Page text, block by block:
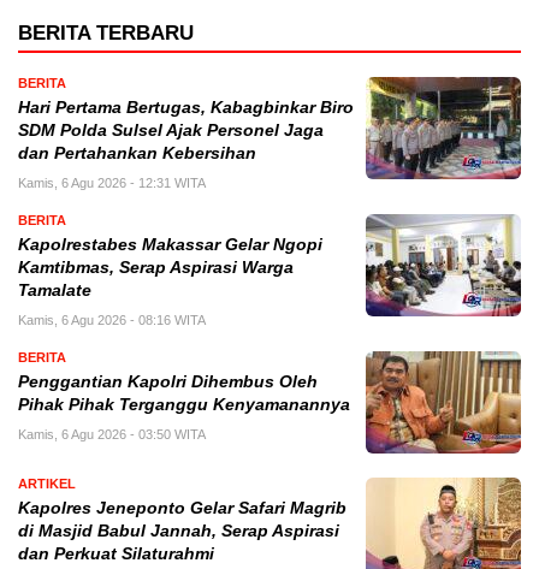
BERITA TERBARU
BERITA
Hari Pertama Bertugas, Kabagbinkar Biro
SDM Polda Sulsel Ajak Personel Jaga
dan Pertahankan Kebersihan
Kamis, 6 Agu 2026 - 12:31 WITA
BERITA
Kapolrestabes Makassar Gelar Ngopi
Kamtibmas, Serap Aspirasi Warga
Tamalate
Kamis, 6 Agu 2026 - 08:16 WITA
BERITA
Penggantian Kapolri Dihembus Oleh
Pihak Pihak Terganggu Kenyamanannya
Kamis, 6 Agu 2026 - 03:50 WITA
ARTIKEL
Kapolres Jeneponto Gelar Safari Magrib
di Masjid Babul Jannah, Serap Aspirasi
dan Perkuat Silaturahmi